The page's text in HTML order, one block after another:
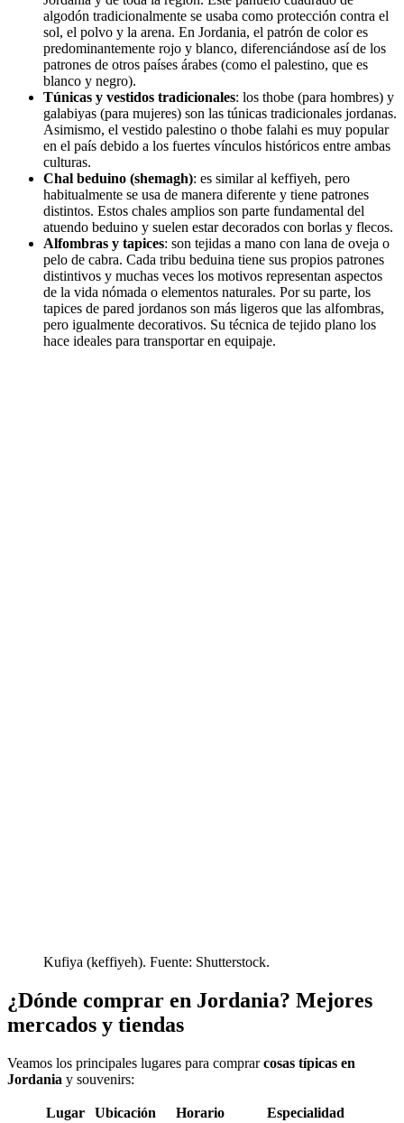
algodón tradicionalmente se usaba como protección contra el
sol, el polvo y la arena. En Jordania, el patrón de color es
predominantemente rojo y blanco, diferenciándose así de los
patrones de otros países árabes (como el palestino, que es
blanco y negro).
Túnicas y vestidos tradicionales: los thobe (para hombres) y
galabiyas (para mujeres) son las túnicas tradicionales jordanas.
Asimismo, el vestido palestino o thobe falahi es muy popular
en el país debido a los fuertes vínculos históricos entre ambas
culturas.
Chal beduino (shemagh): es similar al keffiyeh, pero
habitualmente se usa de manera diferente y tiene patrones
distintos. Estos chales amplios son parte fundamental del
atuendo beduino y suelen estar decorados con borlas y flecos.
Alfombras y tapices: son tejidas a mano con lana de oveja o
pelo de cabra. Cada tribu beduina tiene sus propios patrones
distintivos y muchas veces los motivos representan aspectos
de la vida nómada o elementos naturales. Por su parte, los
tapices de pared jordanos son más ligeros que las alfombras,
pero igualmente decorativos. Su técnica de tejido plano los
hace ideales para transportar en equipaje.
Kufiya (keffiyeh). Fuente: Shutterstock.
¿Dónde comprar en Jordania? Mejores
mercados y tiendas
Veamos los principales lugares para comprarcosas típicas en
Jordania y souvenirs:
Lugar Ubicación Horario Especialidad